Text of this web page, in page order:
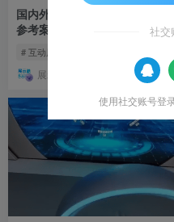
国内外展品展示形式互动展项
参考案例资源库打包 48.5G 共
840个文件
# 互动展项
展示酷 15
社交
使用社交账号登